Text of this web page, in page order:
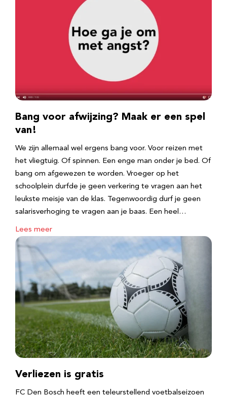
Bang voor afwijzing? Maak er een spel
van!
We zijn allemaal wel ergens bang voor. Voor reizen met
het vliegtuig. Of spinnen. Een enge man onder je bed. Of
bang om afgewezen te worden. Vroeger op het
schoolplein durfde je geen verkering te vragen aan het
leukste meisje van de klas. Tegenwoordig durf je geen
salarisverhoging te vragen aan je baas. Een heel…
Lees meer
Verliezen is gratis
FC Den Bosch heeft een teleurstellend voetbalseizoen